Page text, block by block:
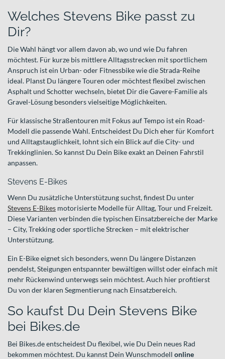
Welches Stevens Bike passt zu
Dir?
Die Wahl hängt vor allem davon ab, wo und wie Du fahren
möchtest. Für kurze bis mittlere Alltagsstrecken mit sportlichem
Anspruch ist ein Urban- oder Fitnessbike wie die Strada-Reihe
ideal. Planst Du längere Touren oder möchtest flexibel zwischen
Asphalt und Schotter wechseln, bietet Dir die Gavere-Familie als
Gravel-Lösung besonders vielseitige Möglichkeiten.
Für klassische Straßentouren mit Fokus auf Tempo ist ein Road-
Modell die passende Wahl. Entscheidest Du Dich eher für Komfort
und Alltagstauglichkeit, lohnt sich ein Blick auf die City- und
Trekkinglinien. So kannst Du Dein Bike exakt an Deinen Fahrstil
anpassen.
Stevens E-Bikes
Wenn Du zusätzliche Unterstützung suchst, findest Du unter
Stevens E-Bikes motorisierte Modelle für Alltag, Tour und Freizeit.
Diese Varianten verbinden die typischen Einsatzbereiche der Marke
– City, Trekking oder sportliche Strecken – mit elektrischer
Unterstützung.
Ein E-Bike eignet sich besonders, wenn Du längere Distanzen
pendelst, Steigungen entspannter bewältigen willst oder einfach mit
mehr Rückenwind unterwegs sein möchtest. Auch hier profitierst
Du von der klaren Segmentierung nach Einsatzbereich.
So kaufst Du Dein Stevens Bike
bei Bikes.de
Bei Bikes.de entscheidest Du flexibel, wie Du Dein neues Rad
bekommen möchtest. Du kannst Dein Wunschmodell online